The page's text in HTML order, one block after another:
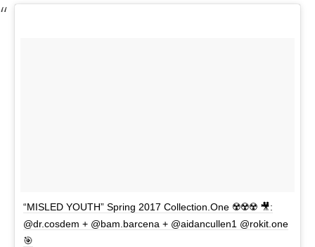
“MISLED YOUTH” Spring 2017 Collection.One ☢️☢️☢️ 🎥:
@dr.cosdem + @bam.barcena + @aidancullen1 @rokit.one
🎯